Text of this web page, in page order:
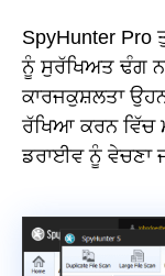
SpyHunter Pro
ਨੂੰ ਸੁਰੱਖਿਅਤ ਢੰਗ
ਕਾਰਜਕੁਸ਼ਲਤਾ
ਰੱਖਿਆ ਕਰਨ ਵਿੱਚ
ਡਰਾਈਵ ਨੂੰ ਵੇਚਣਾ